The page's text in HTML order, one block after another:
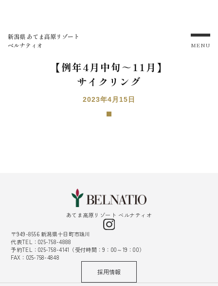
新潟県 あてま高原リゾート
ベルナティオ
MENU
【例年4月中旬～11月】
サイクリング
2023年4月15日
あてま高原リゾート ベルナティオ
〒949-8556 新潟県十日町市珠川
代表TEL：025-758-4888
予約TEL：025-758-4141（受付時間：9：00～19：00）
FAX：025-758-4848
採用情報